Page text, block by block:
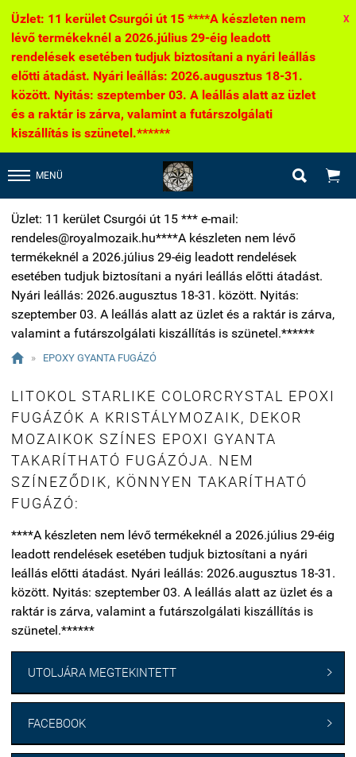
Üzlet: 11 kerület Csurgói út 15 ****A készleten nem
lévő termékeknél a 2026.július 29-éig leadott
rendelések esetében tudjuk biztosítani a nyári leállás
előtti átadást. Nyári leállás: 2026.augusztus 18-31.
között. Nyitás: szeptember 03. A leállás alatt az üzlet
és a raktár is zárva, valamint a futárszolgálati
kiszállítás is szünetel.******
X
MENÜ  
Üzlet: 11 kerület Csurgói út 15 *** e-mail:
rendeles@royalmozaik.hu****A készleten nem lévő
termékeknél a 2026.július 29-éig leadott rendelések
esetében tudjuk biztosítani a nyári leállás előtti átadást.
Nyári leállás: 2026.augusztus 18-31. között. Nyitás:
szeptember 03. A leállás alatt az üzlet és a raktár is zárva,
valamint a futárszolgálati kiszállítás is szünetel.******
 » EPOXY GYANTA FUGÁZÓ
LITOKOL STARLIKE COLORCRYSTAL EPOXI
FUGÁZÓK A KRISTÁLYMOZAIK, DEKOR
MOZAIKOK SZÍNES EPOXI GYANTA
TAKARÍTHATÓ FUGÁZÓJA. NEM
SZÍNEZŐDIK, KÖNNYEN TAKARÍTHATÓ
FUGÁZÓ:
****A készleten nem lévő termékeknél a 2026.július 29-éig
leadott rendelések esetében tudjuk biztosítani a nyári
leállás előtti átadást. Nyári leállás: 2026.augusztus 18-31.
között. Nyitás: szeptember 03. A leállás alatt az üzlet és a
raktár is zárva, valamint a futárszolgálati kiszállítás is
szünetel.******
UTOLJÁRA MEGTEKINTETT 
FACEBOOK 